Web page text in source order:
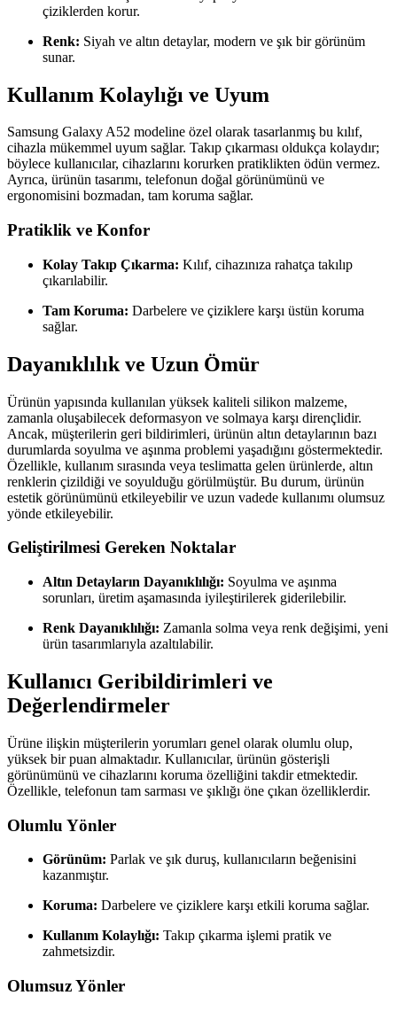
çiziklerden korur.
Renk: Siyah ve altın detaylar, modern ve şık bir görünüm
sunar.
Kullanım Kolaylığı ve Uyum
Samsung Galaxy A52 modeline özel olarak tasarlanmış bu kılıf,
cihazla mükemmel uyum sağlar. Takıp çıkarması oldukça kolaydır;
böylece kullanıcılar, cihazlarını korurken pratiklikten ödün vermez.
Ayrıca, ürünün tasarımı, telefonun doğal görünümünü ve
ergonomisini bozmadan, tam koruma sağlar.
Pratiklik ve Konfor
Kolay Takıp Çıkarma: Kılıf, cihazınıza rahatça takılıp
çıkarılabilir.
Tam Koruma: Darbelere ve çiziklere karşı üstün koruma
sağlar.
Dayanıklılık ve Uzun Ömür
Ürünün yapısında kullanılan yüksek kaliteli silikon malzeme,
zamanla oluşabilecek deformasyon ve solmaya karşı dirençlidir.
Ancak, müşterilerin geri bildirimleri, ürünün altın detaylarının bazı
durumlarda soyulma ve aşınma problemi yaşadığını göstermektedir.
Özellikle, kullanım sırasında veya teslimatta gelen ürünlerde, altın
renklerin çizildiği ve soyulduğu görülmüştür. Bu durum, ürünün
estetik görünümünü etkileyebilir ve uzun vadede kullanımı olumsuz
yönde etkileyebilir.
Geliştirilmesi Gereken Noktalar
Altın Detayların Dayanıklılığı: Soyulma ve aşınma
sorunları, üretim aşamasında iyileştirilerek giderilebilir.
Renk Dayanıklılığı: Zamanla solma veya renk değişimi, yeni
ürün tasarımlarıyla azaltılabilir.
Kullanıcı Geribildirimleri ve
Değerlendirmeler
Ürüne ilişkin müşterilerin yorumları genel olarak olumlu olup,
yüksek bir puan almaktadır. Kullanıcılar, ürünün gösterişli
görünümünü ve cihazlarını koruma özelliğini takdir etmektedir.
Özellikle, telefonun tam sarması ve şıklığı öne çıkan özelliklerdir.
Olumlu Yönler
Görünüm: Parlak ve şık duruş, kullanıcıların beğenisini
kazanmıştır.
Koruma: Darbelere ve çiziklere karşı etkili koruma sağlar.
Kullanım Kolaylığı: Takıp çıkarma işlemi pratik ve
zahmetsizdir.
Olumsuz Yönler